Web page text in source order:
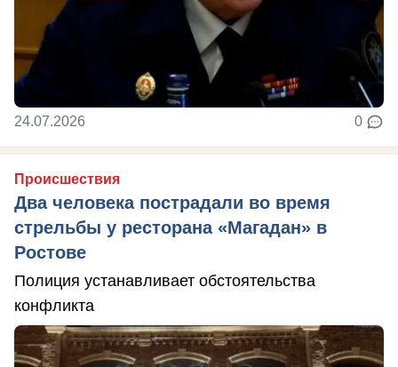
24.07.2026 0
Происшествия
Два человека пострадали во время
стрельбы у ресторана «Магадан» в
Ростове
Полиция устанавливает обстоятельства
конфликта